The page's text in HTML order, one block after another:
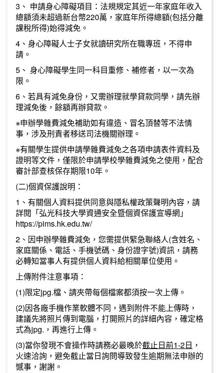
3、 申請身心障礙項目：法規規定其近一年家庭年收入
總額須未超過新台幣220萬，家庭年所得總額(包括分離
課稅所得)始得減免。
4、身心障礙人士子女就讀研究所在職專班，不得申
請。
5、 身心障礙學生同一科目重修、補修者，以一次為
限。
6、若具有減免身份，又需辦理就學貸款同學，請先辦
理減免後，餘額再辦貸款。
※申辦學雜費減免補助如有違造、冒名頂替等不法情
事，涉及刑責者移送司法機關辦理。
※有關學生提供申請學雜費減免之各項申請表件資料及
證明等文件，僅限於申請學校學雜費減免之使用，配合
審計部查核保存期限10年。
(二)個資保護說明：
1、有關個人資料提供同意與隱私權政策聲明內容，請
詳閱「弘光科技大學資通安全暨個資保護宣導網」
https://pims.hk.edu.tw/
2、因申辦學雜費減免，您需提供緊急聯絡人(含姓名、
家庭關係、電話、手機號碼、身份證字號)資訊，請務
必轉知當事人有提供個人資料給相關單位使用。
上傳附件注意事項：
(1)限定jpg.檔、請夾帶每個檔案都須按一次上傳。
(2)因各廠手機作業軟體不同，遇到附件不能上傳時，
建議先將照片傳到電腦，打開照片的詳細內容，確定格
式為jpg.，再進行上傳。
(3)當你發現不會操作時請務必最晚於截止日前1-2日 ，
火速洽詢，避免截止當日詢問導致發生逾期無法申辦的
憾事，謝謝。